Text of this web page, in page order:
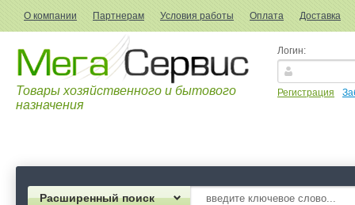
О компании Партнерам Условия работы Оплата Доставка
Товары хозяйственного и бытового
назначения
Логин:
Регистрация
Расширенный поиск